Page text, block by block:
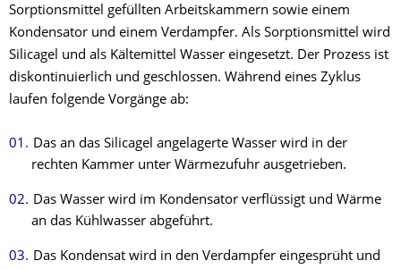
Sorptionsmittel gefüllten Arbeitskammern sowie einem
Kondensator und einem Verdampfer. Als Sorptionsmittel wird
Silicagel und als Kältemittel Wasser eingesetzt. Der Prozess ist
diskontinuierlich und geschlossen. Während eines Zyklus
laufen folgende Vorgänge ab:
Das an das Silicagel angelagerte Wasser wird in der
rechten Kammer unter Wärmezufuhr ausgetrieben.
Das Wasser wird im Kondensator verflüssigt und Wärme
an das Kühlwasser abgeführt.
Das Kondensat wird in den Verdampfer eingesprüht und